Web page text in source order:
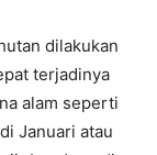
dilakukan
terjadinya
alam seperti
Januari atau